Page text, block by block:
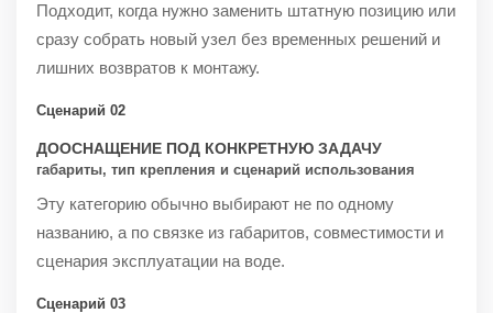
Подходит, когда нужно заменить штатную позицию или
сразу собрать новый узел без временных решений и
лишних возвратов к монтажу.
Сценарий 02
ДООСНАЩЕНИЕ ПОД КОНКРЕТНУЮ ЗАДАЧУ
габариты, тип крепления и сценарий использования
Эту категорию обычно выбирают не по одному
названию, а по связке из габаритов, совместимости и
сценария эксплуатации на воде.
Сценарий 03